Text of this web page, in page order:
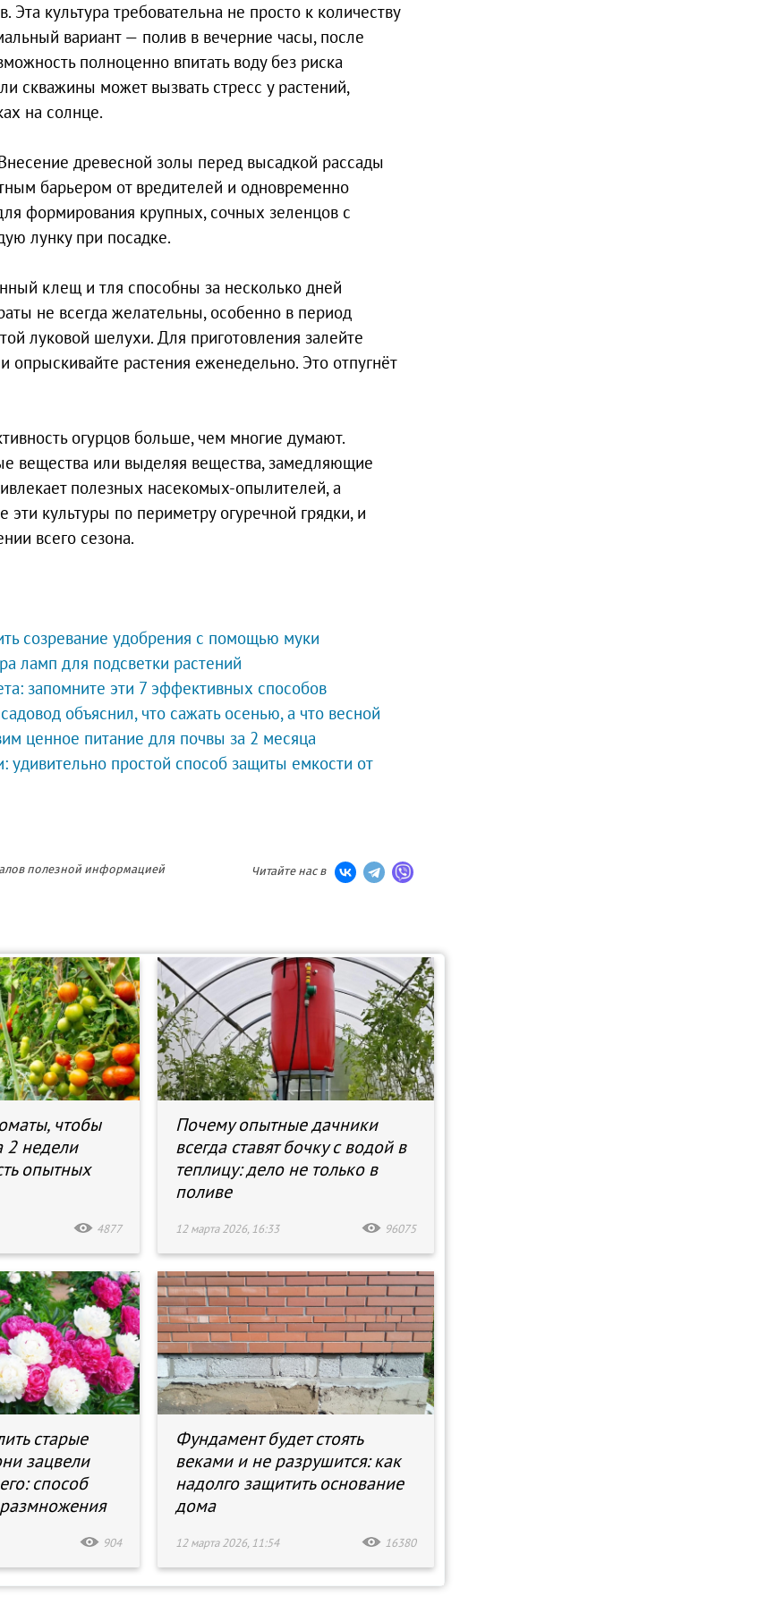
культура требовательна не просто к количеству
вариант — полив в вечерние часы, после
полноценно впитать воду без риска
скважины может вызвать стресс у растений,
на солнце.
древесной золы перед высадкой рассады
барьером от вредителей и одновременно
формирования крупных, сочных зеленцов с
лунку при посадке.
клещ и тля способны за несколько дней
не всегда желательны, особенно в период
луковой шелухи. Для приготовления залейте
опрыскивайте растения еженедельно. Это отпугнёт
огурцов больше, чем многие думают.
вещества или выделяя вещества, замедляющие
полезных насекомых-опылителей, а
культуры по периметру огуречной грядки, и
всего сезона.
созревание удобрения с помощью муки
ламп для подсветки растений
запомните эти 7 эффективных способов
объяснил, что сажать осенью, а что весной
ценное питание для почвы за 2 месяца
удивительно простой способ защиты емкости от
полезной информацией
Читайте нас в
чтобы
2 недели
опытных
4877
Почему опытные дачники
всегда ставят бочку с водой в
теплицу: дело не только в
поливе
12 марта 2026, 16:33 96075
старые
зацвели
способ
904
Фундамент будет стоять
веками и не разрушится: как
надолго защитить основание
дома
12 марта 2026, 11:54 16380